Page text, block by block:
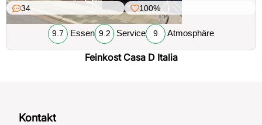
34 100%
9.7 Essen 9.2 Service 9 Atmosphäre
Feinkost Casa D Italia
Kontakt